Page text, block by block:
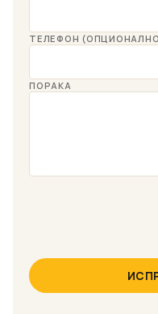
ТЕЛЕФОН
ПОРАКА